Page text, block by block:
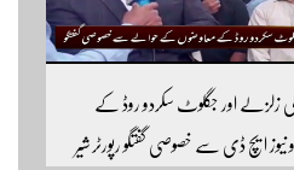
کی زلزلے اور جگلوٹ سکردو روڈ کے
ایچ ڈی سے خصوصی گفتگو رپورٹر شیر